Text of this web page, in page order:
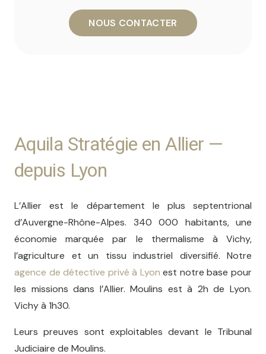
Aquila Stratégie en Allier —
depuis Lyon
L’Allier est le département le plus septentrional
d’Auvergne-Rhône-Alpes. 340 000 habitants, une
économie marquée par le thermalisme à Vichy,
l’agriculture et un tissu industriel diversifié. Notre
agence de détective privé à Lyon est notre base pour
les missions dans l’Allier. Moulins est à 2h de Lyon.
Vichy à 1h30.
Leurs preuves sont exploitables devant le Tribunal
Judiciaire de Moulins.
NOUS CONTACTER